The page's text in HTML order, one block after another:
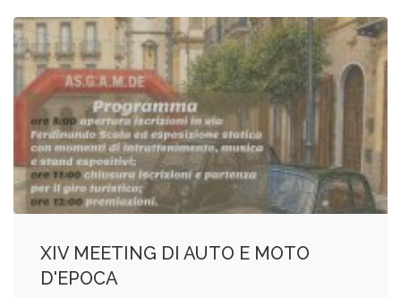
XIV MEETING DI AUTO E MOTO
D'EPOCA